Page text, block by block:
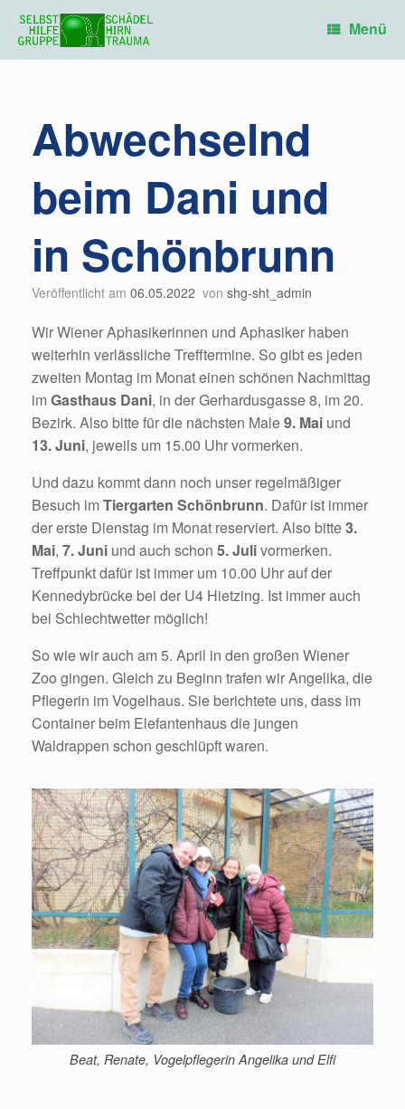
Inhalt
springen
Menü
Abwechselnd
beim Dani und
in Schönbrunn
Veröffentlicht am 06.05.2022 von shg-sht_admin
Wir Wiener Aphasikerinnen und Aphasiker haben
weiterhin verlässliche Trefftermine. So gibt es jeden
zweiten Montag im Monat einen schönen Nachmittag
imGasthaus Dani, in der Gerhardusgasse 8, im 20.
Bezirk. Also bitte für die nächsten Male9. Mai und
13. Juni, jeweils um 15.00 Uhr vormerken.
Und dazu kommt dann noch unser regelmäßiger
Besuch imTiergarten Schönbrunn. Dafür ist immer
der erste Dienstag im Monat reserviert. Also bitte3.
Mai, 7. Juni und auch schon 5. Julivormerken.
Treffpunkt dafür ist immer um 10.00 Uhr auf der
Kennedybrücke bei der U4 Hietzing. Ist immer auch
bei Schlechtwetter möglich!
So wie wir auch am 5. April in den großen Wiener
Zoo gingen. Gleich zu Beginn trafen wir Angelika, die
Pflegerin im Vogelhaus. Sie berichtete uns, dass im
Container beim Elefantenhaus die jungen
Waldrappen schon geschlüpft waren.
Beat, Renate, Vogelpflegerin Angelika und Elfi